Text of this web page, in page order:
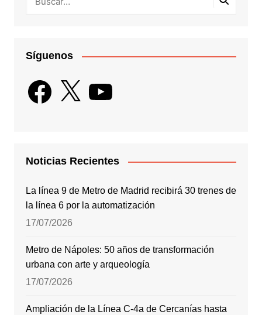
Síguenos
Facebook
X YouTube
Noticias Recientes
La línea 9 de Metro de Madrid recibirá 30 trenes de
la línea 6 por la automatización
17/07/2026
Metro de Nápoles: 50 años de transformación
urbana con arte y arqueología
17/07/2026
Ampliación de la Línea C-4a de Cercanías hasta